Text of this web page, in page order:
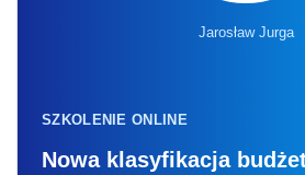
Jarosław Jurga
SZKOLENIE ONLINE
Nowa klasyfikacja